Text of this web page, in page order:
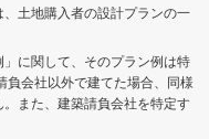
、土地購入者の設計プランの一
」に関して、そのプラン例は特
負会社以外で建てた場合、同様
また、建築請負会社を特定す